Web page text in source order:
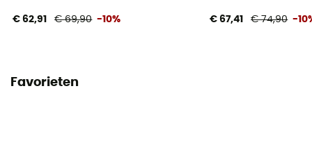
€ 62,91 € 69,90 -10% € 67,41 € 74,90 -
Favorieten